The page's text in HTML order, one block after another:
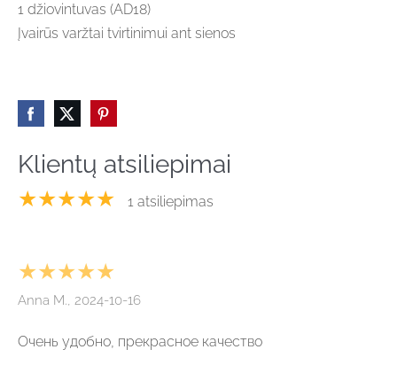
1 džiovintuvas (AD18)
Įvairūs varžtai tvirtinimui ant sienos
Klientų atsiliepimai
★★★★★ 1 atsiliepimas
★★★★★
Anna M., 2024-10-16
Очень удобно, прекрасное качество